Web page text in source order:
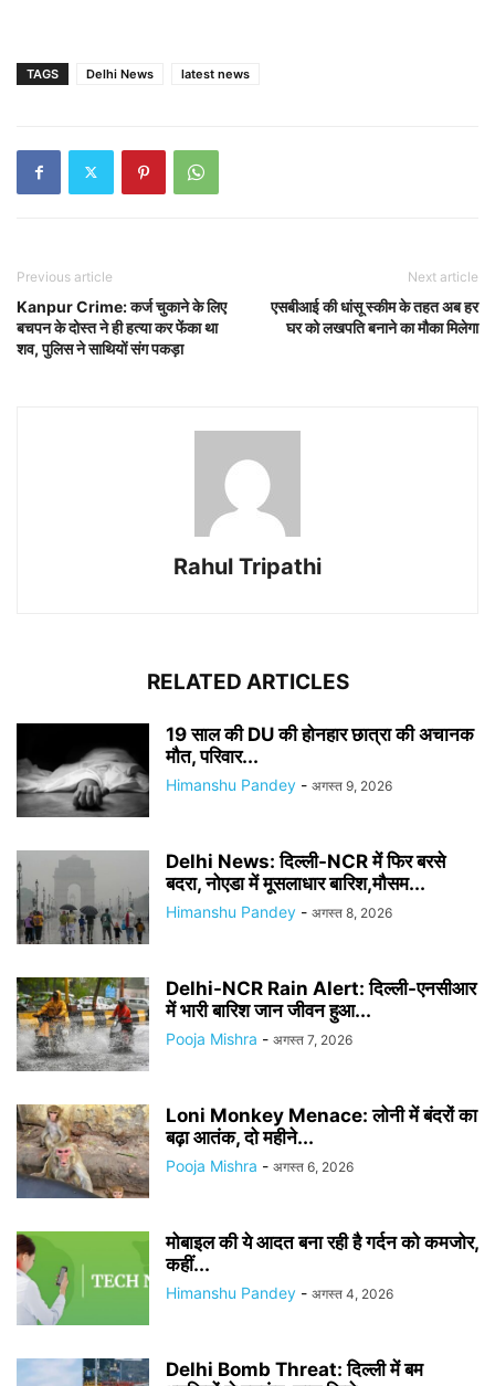
TAGS Delhi News latest news
Previous article
Kanpur Crime: कर्ज चुकाने के लिए
बचपन के दोस्त ने ही हत्या कर फेंका था
शव, पुलिस ने साथियों संग पकड़ा
Next article
एसबीआई की धांसू स्कीम के तहत अब हर
घर को लखपति बनाने का मौका मिलेगा
Rahul Tripathi
RELATED ARTICLES
19 साल की DU की होनहार छात्रा की अचानक
मौत, परिवार...
Himanshu Pandey - अगस्त 9, 2026
Delhi News: दिल्ली-NCR में फिर बरसे
बदरा, नोएडा में मूसलाधार बारिश,मौसम...
Himanshu Pandey - अगस्त 8, 2026
Delhi-NCR Rain Alert: दिल्ली-एनसीआर
में भारी बारिश जान जीवन हुआ...
Pooja Mishra - अगस्त 7, 2026
Loni Monkey Menace: लोनी में बंदरों का
बढ़ा आतंक, दो महीने...
Pooja Mishra - अगस्त 6, 2026
मोबाइल की ये आदत बना रही है गर्दन को कमजोर,
कहीं...
Himanshu Pandey - अगस्त 4, 2026
Delhi Bomb Threat: दिल्ली में बम